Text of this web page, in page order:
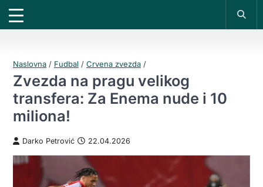
Naslovna / Fudbal / Crvena zvezda /
Zvezda na pragu velikog
transfera: Za Enema nude i 10
miliona!
Darko Petrović 22.04.2026